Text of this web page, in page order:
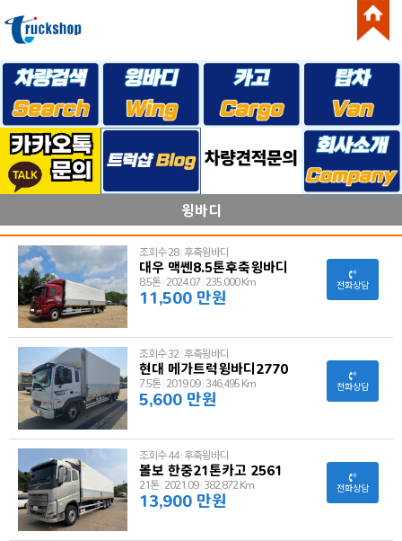
윙바디
조회수 28 후축윙바디
대우 맥쎈8.5톤후축윙바디
8.5톤 2024.07 235,000 Km
11,500 만원
전화상담
조회수 32 후축윙바디
현대 메가트럭윙바디2770
7.5톤 2019.09 346,495 Km
5,600 만원
전화상담
조회수 44 후축윙바디
볼보 한중21톤카고 2561
21톤 2021.09 382,872 Km
13,900 만원
전화상담